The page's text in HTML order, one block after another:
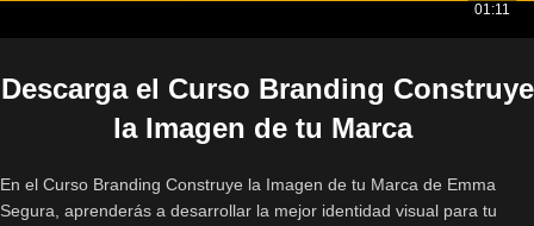
Descarga el Curso Branding Construye
la Imagen de tu Marca
En el Curso Branding Construye la Imagen de tu Marca de Emma
Segura, aprenderás a desarrollar la mejor identidad visual para tu